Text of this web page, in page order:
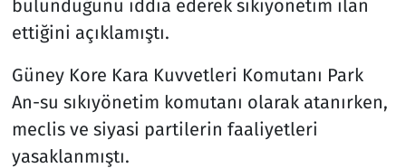
bulunduğunu iddia ederek sıkıyönetim ilan
ettiğini açıklamıştı.
Güney Kore Kara Kuvvetleri Komutanı Park
An-su sıkıyönetim komutanı olarak atanırken,
meclis ve siyasi partilerin faaliyetleri
yasaklanmıştı.